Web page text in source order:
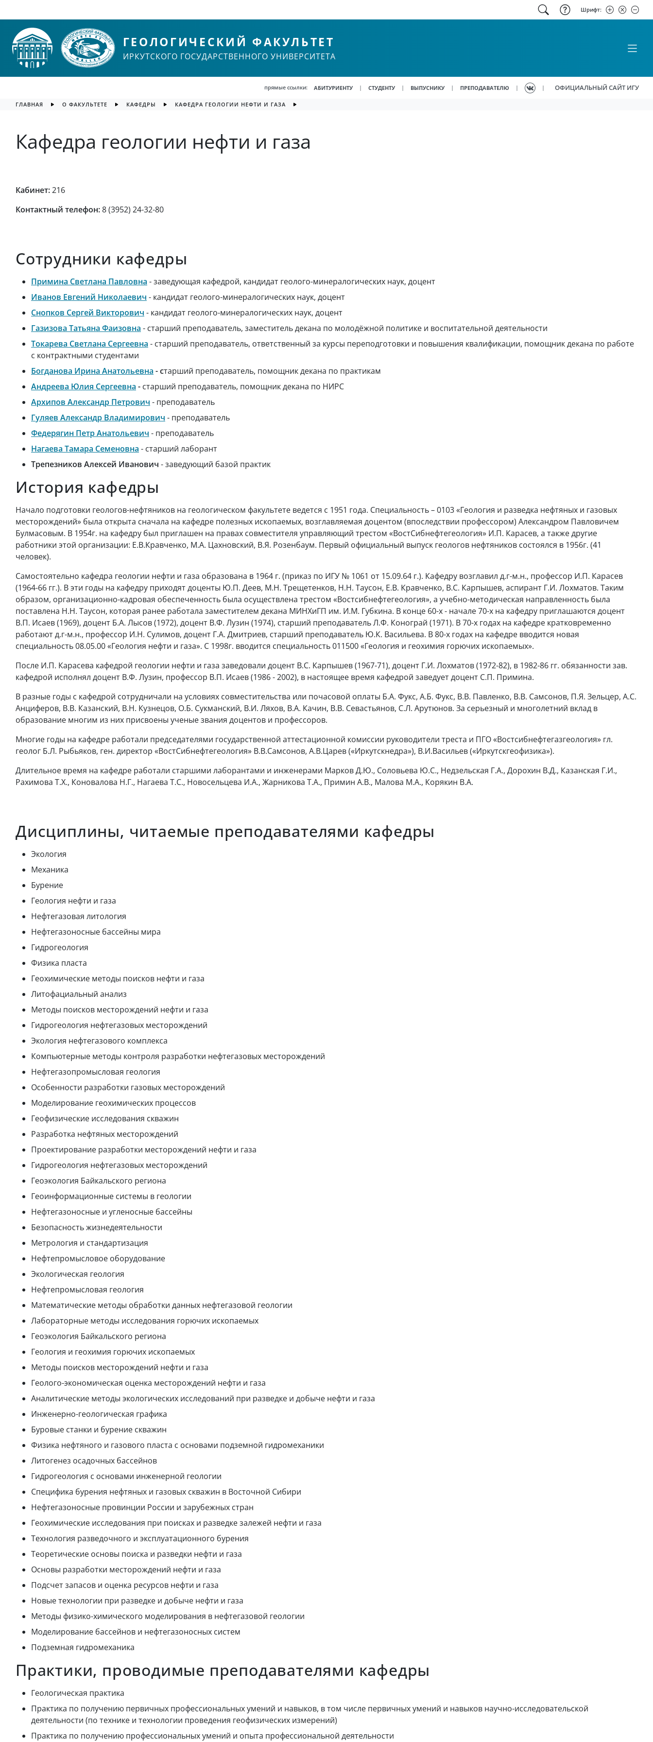
Шрифт:
ГЕОЛОГИЧЕСКИЙ ФАКУЛЬТЕТ
ИРКУТСКОГО ГОСУДАРСТВЕННОГО УНИВЕРСИТЕТА
прямые ссылки: АБИТУРИЕНТУ | СТУДЕНТУ | ВЫПУСНИКУ | ПРЕПОДАВАТЕЛЮ | | ОФИЦИАЛЬНЫЙ САЙТ ИГУ
ГЛАВНАЯ О ФАКУЛЬТЕТЕ КАФЕДРЫ КАФЕДРА ГЕОЛОГИИ НЕФТИ И ГАЗА
Кафедра геологии нефти и газа
Кабинет:216
Контактный телефон:8 (3952) 24-32-80
Сотрудники кафедры
Примина Светлана Павловна - заведующая кафедрой, кандидат геолого-минералогических наук, доцент
Иванов Евгений Николаевич - кандидат геолого-минералогических наук, доцент
Снопков Сергей Викторович - кандидат геолого-минералогических наук, доцент
Газизова Татьяна Фаизовна - старший преподаватель, заместитель декана по молодёжной политике и воспитательной деятельности
Токарева Светлана Сергеевна - старший преподаватель, ответственный за курсы переподготовки и повышения квалификации, помощник декана по работе
с контрактными студентами
Богданова Ирина Анатольевна - старший преподаватель, помощник декана по практикам
Андреева Юлия Сергеевна - старший преподаватель, помощник декана по НИРС
Архипов Александр Петрович - преподаватель
Гуляев Александр Владимирович - преподаватель
Федерягин Петр Анатольевич - преподаватель
Нагаева Тамара Семеновна - старший лаборант
Трепезников Алексей Иванович - заведующий базой практик
История кафедры
Начало подготовки геологов-нефтяников на геологическом факультете ведется с 1951 года. Специальность – 0103 «Геология и разведка нефтяных и газовых
месторождений» была открыта сначала на кафедре полезных ископаемых, возглавляемая доцентом (впоследствии профессором) Александром Павловичем
Булмасовым. В 1954г. на кафедру был приглашен на правах совместителя управляющий трестом «ВостСибнефтегеология» И.П. Карасев, а также другие
работники этой организации: Е.В.Кравченко, М.А. Цахновский, В.Я. Розенбаум. Первый официальный выпуск геологов нефтяников состоялся в 1956г. (41
человек).
Самостоятельно кафедра геологии нефти и газа образована в 1964 г. (приказ по ИГУ № 1061 от 15.09.64 г.). Кафедру возглавил д.г-м.н., профессор И.П. Карасев
(1964-66 гг.). В эти годы на кафедру приходят доценты Ю.П. Деев, М.Н. Трещетенков, Н.Н. Таусон, Е.В. Кравченко, В.С. Карпышев, аспирант Г.И. Лохматов. Таким
образом, организационно-кадровая обеспеченность была осуществлена трестом «Востсибнефтегеология», а учебно-методическая направленность была
поставлена Н.Н. Таусон, которая ранее работала заместителем декана МИНХиГП им. И.М. Губкина. В конце 60-х - начале 70-х на кафедру приглашаются доцент
В.П. Исаев (1969), доцент Б.А. Лысов (1972), доцент В.Ф. Лузин (1974), старший преподаватель Л.Ф. Конограй (1971). В 70-х годах на кафедре кратковременно
работают д.г-м.н., профессор И.Н. Сулимов, доцент Г.А. Дмитриев, старший преподаватель Ю.К. Васильева. В 80-х годах на кафедре вводится новая
специальность 08.05.00 «Геология нефти и газа». С 1998г. вводится специальность 011500 «Геология и геохимия горючих ископаемых».
После И.П. Карасева кафедрой геологии нефти и газа заведовали доцент В.С. Карпышев (1967-71), доцент Г.И. Лохматов (1972-82), в 1982-86 гг. обязанности зав.
кафедрой исполнял доцент В.Ф. Лузин, профессор В.П. Исаев (1986 - 2002), в настоящее время кафедрой заведует доцент С.П. Примина.
В разные годы с кафедрой сотрудничали на условиях совместительства или почасовой оплаты Б.А. Фукс, А.Б. Фукс, В.В. Павленко, В.В. Самсонов, П.Я. Зельцер, А.С.
Анциферов, В.В. Казанский, В.Н. Кузнецов, О.Б. Сукманский, В.И. Ляхов, В.А. Качин, В.В. Севастьянов, С.Л. Арутюнов. За серьезный и многолетний вклад в
образование многим из них присвоены ученые звания доцентов и профессоров.
Многие годы на кафедре работали председателями государственной аттестационной комиссии руководители треста и ПГО «Востсибнефтегазгеология» гл.
геолог Б.Л. Рыбьяков, ген. директор «ВостСибнефтегеология» В.В.Самсонов, А.В.Царев («Иркутскнедра»), В.И.Васильев («Иркутскгеофизика»).
Длительное время на кафедре работали старшими лаборантами и инженерами Марков Д.Ю., Соловьева Ю.С., Недзельская Г.А., Дорохин В.Д., Казанская Г.И.,
Рахимова Т.Х., Коновалова Н.Г., Нагаева Т.С., Новосельцева И.А., Жарникова Т.А., Примин А.В., Малова М.А., Корякин В.А.
Дисциплины, читаемые преподавателями кафедры
Экология
Механика
Бурение
Геология нефти и газа
Нефтегазовая литология
Нефтегазоносные бассейны мира
Гидрогеология
Физика пласта
Геохимические методы поисков нефти и газа
Литофациальный анализ
Методы поисков месторождений нефти и газа
Гидрогеология нефтегазовых месторождений
Экология нефтегазового комплекса
Компьютерные методы контроля разработки нефтегазовых месторождений
Нефтегазопромысловая геология
Особенности разработки газовых месторождений
Моделирование геохимических процессов
Геофизические исследования скважин
Разработка нефтяных месторождений
Проектирование разработки месторождений нефти и газа
Гидрогеология нефтегазовых месторождений
Геоэкология Байкальского региона
Геоинформационные системы в геологии
Нефтегазоносные и угленосные бассейны
Безопасность жизнедеятельности
Метрология и стандартизация
Нефтепромысловое оборудование
Экологическая геология
Нефтепромысловая геология
Математические методы обработки данных нефтегазовой геологии
Лабораторные методы исследования горючих ископаемых
Геоэкология Байкальского региона
Геология и геохимия горючих ископаемых
Методы поисков месторождений нефти и газа
Геолого-экономическая оценка месторождений нефти и газа
Аналитические методы экологических исследований при разведке и добыче нефти и газа
Инженерно-геологическая графика
Буровые станки и бурение скважин
Физика нефтяного и газового пласта с основами подземной гидромеханики
Литогенез осадочных бассейнов
Гидрогеология с основами инженерной геологии
Специфика бурения нефтяных и газовых скважин в Восточной Сибири
Нефтегазоносные провинции России и зарубежных стран
Геохимические исследования при поисках и разведке залежей нефти и газа
Технология разведочного и эксплуатационного бурения
Теоретические основы поиска и разведки нефти и газа
Основы разработки месторождений нефти и газа
Подсчет запасов и оценка ресурсов нефти и газа
Новые технологии при разведке и добыче нефти и газа
Методы физико-химического моделирования в нефтегазовой геологии
Моделирование бассейнов и нефтегазоносных систем
Подземная гидромеханика
Практики, проводимые преподавателями кафедры
Геологическая практика
Практика по получению первичных профессиональных умений и навыков, в том числе первичных умений и навыков научно-исследовательской
деятельности (по технике и технологии проведения геофизических измерений)
Практика по получению профессиональных умений и опыта профессиональной деятельности